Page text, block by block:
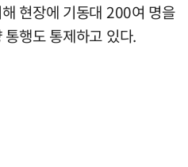
현장에 기동대 200여 명을
행도 통제하고 있다.